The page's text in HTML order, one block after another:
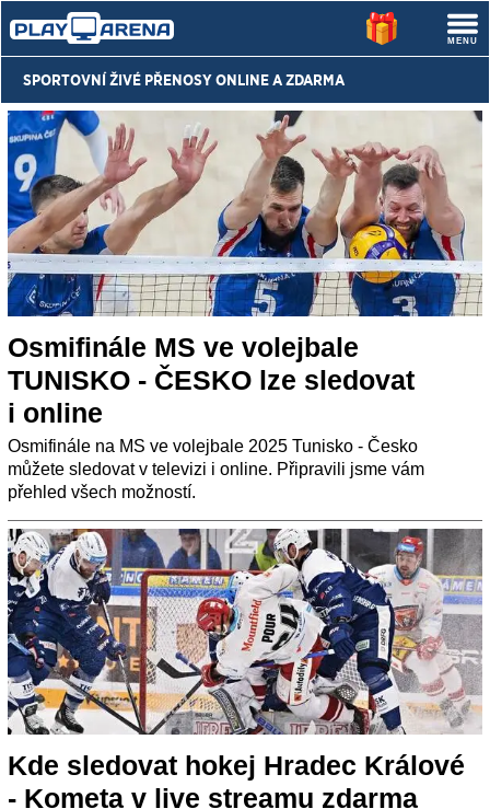
SPORTOVNÍ ŽIVÉ PŘENOSYONLINE A ZDARMA
Osmifinále MS ve volejbale
TUNISKO - ČESKO lze sledovat
i online
Osmifinále na MS ve volejbale 2025 Tunisko - Česko
můžete sledovat v televizi i online. Připravili jsme vám
přehled všech možností.
Kde sledovat hokej Hradec Králové
- Kometa v live streamu zdarma